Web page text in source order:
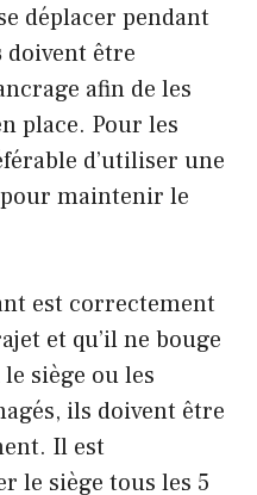
déplacer pendant
doivent être
afin de les
place. Pour les
d’utiliser une
maintenir le
est correctement
et qu’il ne bouge
siège ou les
ils doivent être
Il est
le siège tous les 5